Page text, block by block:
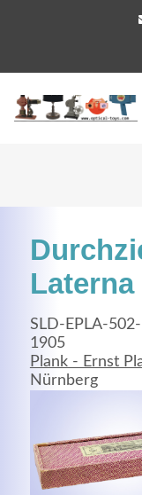
Laterna
SLD-EPLA-
1905
Plank - Ernst
Nürnberg
Lorem ipsum
elit.